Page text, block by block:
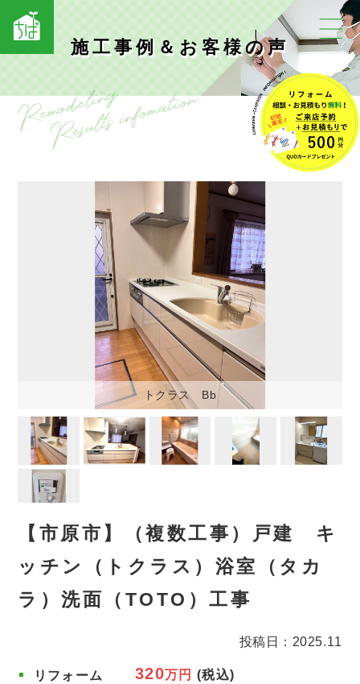
施工事例＆お客様の声
トクラス Bb
【市原市】（複数工事）戸建 キ
ッチン（トクラス）浴室（タカ
ラ）洗面（TOTO）工事
投稿日：2025.11
リフォーム
320万円 (税込)